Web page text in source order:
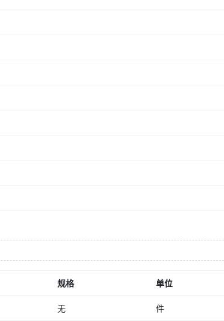
规格 单位
无 件